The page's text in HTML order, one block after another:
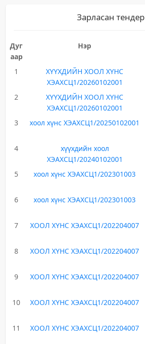
Зарласан тендер
Дуг
аар
Нэр
1
ХҮҮХДИЙН ХООЛ ХҮНС
ХЭАХСЦ1/20260102001
2
ХҮҮХДИЙН ХООЛ ХҮНС
ХЭАХСЦ1/20260102001
3
хоол хүнс ХЭАХСЦ1/20250102001
4
хүүхдийн хоол
ХЭАХСЦ1/20240102001
5
хоол хүнс ХЭАХСЦ1/202301003
6
хоол хүнс ХЭАХСЦ1/202301003
7
ХООЛ ХҮНС ХЭАХСЦ1/202204007
8
ХООЛ ХҮНС ХЭАХСЦ1/202204007
9
ХООЛ ХҮНС ХЭАХСЦ1/202204007
10
ХООЛ ХҮНС ХЭАХСЦ1/202204007
11
ХООЛ ХҮНС ХЭАХСЦ1/202204007